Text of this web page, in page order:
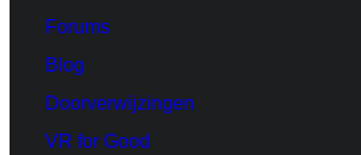
Forums
Blog
Doorverwijzingen
VR for Good